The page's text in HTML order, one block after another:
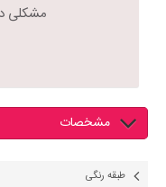
مشکلی
مشخصات
طبقه رنگی